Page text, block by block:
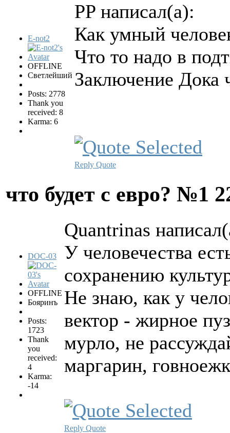
E-not2
OFFLINE
Светлейший
Posts: 2778
Thank you
received: 8
Karma: 6
PP написал(а):
Как умный
Что то надо в
Заключение Дока
Reply Quote
что будет с евро? №1
DOC-03
OFFLINE
Бояринъ
Posts:
1723
Thank
you
received:
4
Karma:
-14
Quantrinas
У человечества
сохранению
Не знаю, как у
вектор - жирное
мурло, не
маргарин,
Reply Quote